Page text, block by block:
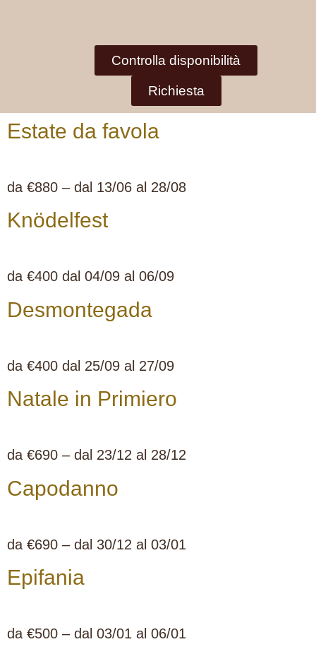
Controlla disponibilità
Richiesta
Estate da favola
da €880 – dal 13/06 al 28/08
Knödelfest
da €400 dal 04/09 al 06/09
Desmontegada
da €400 dal 25/09 al 27/09
Natale in Primiero
da €690 – dal 23/12 al 28/12
Capodanno
da €690 – dal 30/12 al 03/01
Epifania
da €500 – dal 03/01 al 06/01